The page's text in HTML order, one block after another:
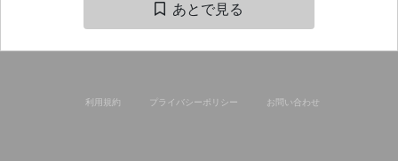
あとで見る
利用規約 プライバシーポリシー お問い合わせ